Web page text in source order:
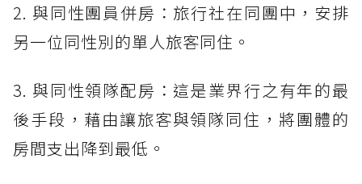
2. 與同性團員併房：旅行社在同團中，安排
另一位同性別的單人旅客同住。
3. 與同性領隊配房：這是業界行之有年的最
後手段，藉由讓旅客與領隊同住，將團體的
房間支出降到最低。